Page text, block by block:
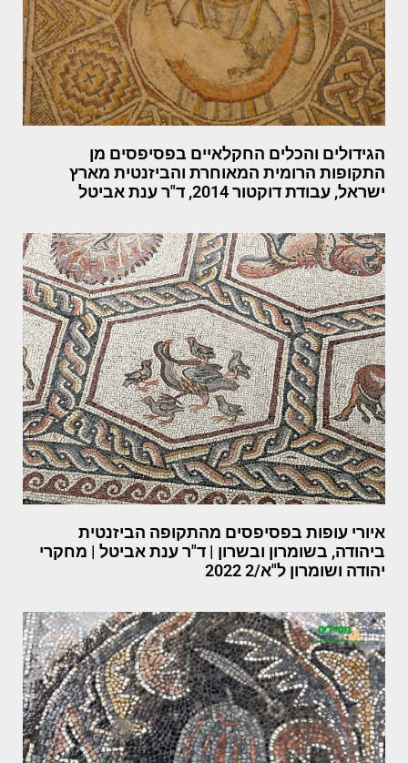
הגידולים והכלים החקלאיים בפסיפסים מן
התקופות הרומית המאוחרת והביזנטית מארץ
ישראל, עבודת דוקטור 2014, ד"ר ענת אביטל
איורי עופות בפסיפסים מהתקופה הביזנטית
ביהודה, בשומרון ובשרון | ד"ר ענת אביטל | מחקרי
יהודה ושומרון ל"א/2 2022